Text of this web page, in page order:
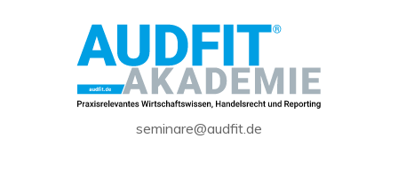
seminare@audfit.de